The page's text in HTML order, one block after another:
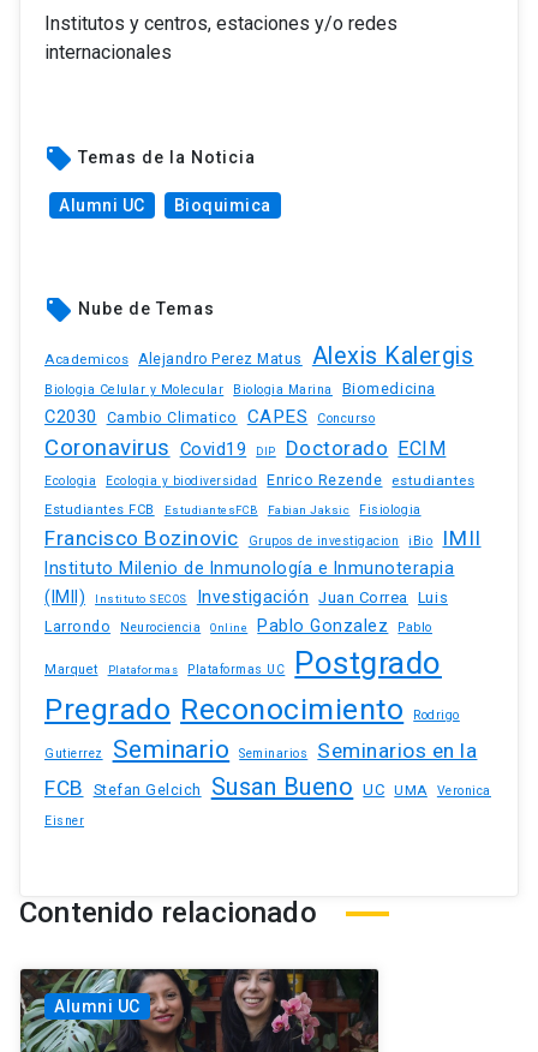
Institutos y centros, estaciones y/o redes
internacionales
local_offer Temas de la Noticia
Alumni UC Bioquimica
local_offer Nube de Temas
Academicos Alejandro Perez Matus Alexis Kalergis
Biologia Celular y Molecular Biologia Marina Biomedicina
C2030 Cambio Climatico CAPES Concurso
Coronavirus Covid19 DIP Doctorado ECIM
Ecologia Ecologia y biodiversidad Enrico Rezende estudiantes
Estudiantes FCB EstudiantesFCB Fabian Jaksic Fisiologia
Francisco Bozinovic Grupos de investigacion iBio IMII
Instituto Milenio de Inmunología e Inmunoterapia
(IMII)
Instituto SECOS Investigación Juan Correa Luis
Larrondo
Neurociencia Online Pablo Gonzalez Pablo
Marquet Plataformas Plataformas UC Postgrado
Pregrado Reconocimiento Rodrigo
Gutierrez Seminario Seminarios
Seminarios en la
FCB
Stefan Gelcich Susan Bueno UC UMA
Veronica
Eisner
Contenido relacionado
Alumni UC